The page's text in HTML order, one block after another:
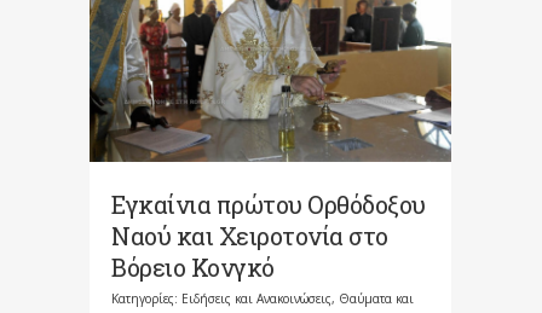
Εγκαίνια πρώτου Ορθόδοξου
Ναού και Χειροτονία στο
Βόρειο Κονγκό
Κατηγορίες: Ειδήσεις και Ανακοινώσεις, Θαύματα και